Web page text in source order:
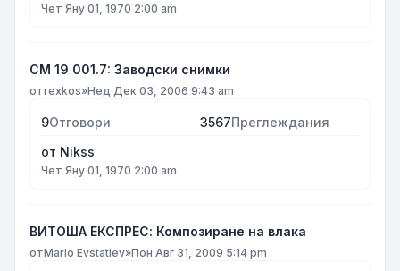
Чет Яну 01, 1970 2:00 am
СМ 19 001.7: Заводски снимки
отrexkos»Нед Дек 03, 2006 9:43 am
9Отговори 3567Преглеждания
от Nikss
Чет Яну 01, 1970 2:00 am
ВИТОША ЕКСПРЕС: Композиране на влака
отMario Evstatiev»Пон Авг 31, 2009 5:14 pm